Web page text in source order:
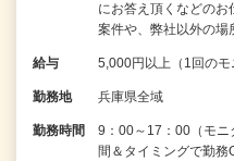
にお答え頂くなどのお
案件や、弊社以外の
給与 5,000円以上（1回の
勤務地 兵庫県全域
勤務時間
9：00～17：00（モニ
間＆タイミングで勤